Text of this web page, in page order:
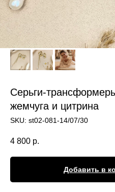
Серьги-
жемчуга и цитрина
SKU: st02-081-14/07/30
4 800 р.
Добавить в